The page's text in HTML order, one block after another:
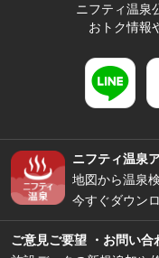
ニフティ温泉
おトク情報
ニフティ温泉
地図から温泉
今すぐダウン
ご意見ご要望 ・お問い合